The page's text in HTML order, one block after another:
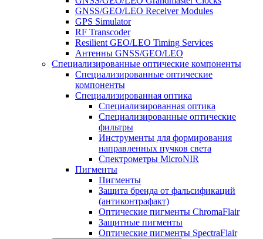
GNSS/GEO/LEO Receiver Modules
GPS Simulator
RF Transcoder
Resilient GEO/LEO Timing Services
Антенны GNSS/GEO/LEO
Специализированные оптические компоненты
Специализированные оптические
компоненты
Специализированная оптика
Специализированная оптика
Специализированные оптические
фильтры
Инструменты для формирования
направленных пучков света
Спектрометры MicroNIR
Пигменты
Пигменты
Защита бренда от фальсификаций
(антиконтрафакт)
Оптические пигменты ChromaFlair
Защитные пигменты
Оптические пигменты SpectraFlair